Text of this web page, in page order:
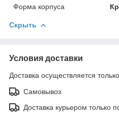
Форма корпуса
Скрыть
Условия доставки
Доставка осуществляется
Самовывоз
Доставка курьером только